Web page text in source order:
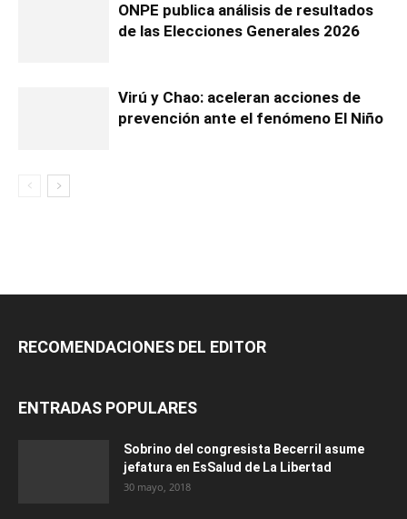
ONPE publica análisis de resultados
de las Elecciones Generales 2026
Virú y Chao: aceleran acciones de
prevención ante el fenómeno El Niño
RECOMENDACIONES DEL EDITOR
ENTRADAS POPULARES
Sobrino del congresista Becerril asume
jefatura en EsSalud de La Libertad
30 mayo, 2018